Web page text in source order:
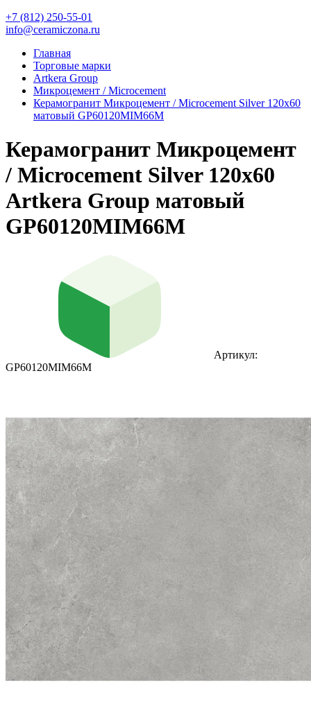
+7 (812) 250-55-01
info@ceramiczona.ru
Главная
Торговые марки
Artkera Group
Микроцемент / Microcement
Керамогранит Микроцемент / Microcement Silver 120х60
матовый GP60120MIM66M
Керамогранит Микроцемент
/ Microcement Silver 120х60
Artkera Group матовый
GP60120MIM66M
Артикул:
GP60120MIM66M